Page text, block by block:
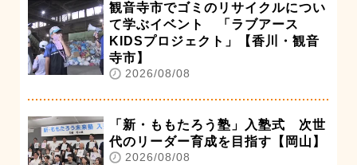
観音寺市でゴミのリサイクルについ
て学ぶイベント 「ラブアース
KIDSプロジェクト」【香川・観音
寺市】
2026/08/08
「新・ももたろう塾」入塾式 次世
代のリーダー育成を目指す【岡山】
2026/08/08